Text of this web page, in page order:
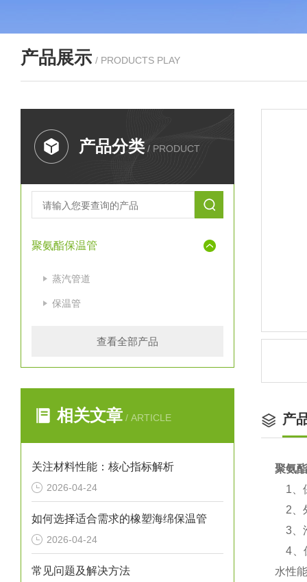
产品展示 / PRODUCTS PLAY
产品分类 / PRODUCT
聚氨酯保温管
蒸汽管道
保温管
查看全部产品
相关文章 / ARTICLE
关注材料性能：核心指标解析
2026-04-24
如何选择适合需求的橡塑海绵保温管
2026-04-24
常见问题及解决方法
产
聚氨
1、
2、
3、
4、
水性